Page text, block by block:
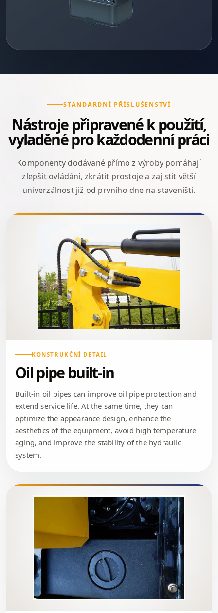
STANDARDNÍ PŘÍSLUŠENSTVÍ
Nástroje připravené k použití,
vyladěné pro každodenní práci
Komponenty dodávané přímo z výroby pomáhají
zlepšit ovládání, zkrátit prostoje a zajistit větší
univerzálnost již od prvního dne na staveništi.
KONSTRUKČNÍ DETAIL
Oil pipe built-in
Built-in oil pipes can improve oil pipe protection and
extend service life. At the same time, they can
optimize the appearance design, enhance the
aesthetics of the equipment, avoid high temperature
aging, and improve the stability of the hydraulic
system.